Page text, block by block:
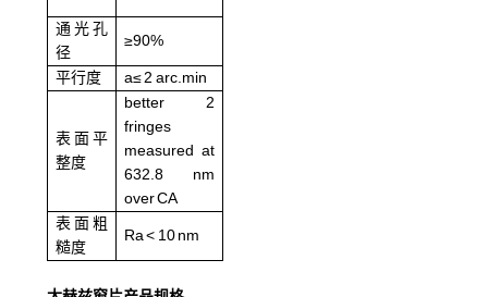
通光孔
径
≥90%
平行度 a≤ 2 arc.min
表面平
整度
better 2
fringes
measured at
632.8 nm
over CA
表面粗
糙度
Ra < 10 nm